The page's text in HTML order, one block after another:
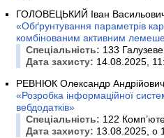
ГОЛОВЕЦЬКИЙ Іван
«Обґрунтування параметрів
комбінованим активним
Спеціальність: 133
Дата захисту: 14.08.2025,
РЕВНЮК Олександр Андрійович
«Розробка інформаційної
вебдодатків»
Спеціальність: 122
Дата захисту: 13.08.2025, о